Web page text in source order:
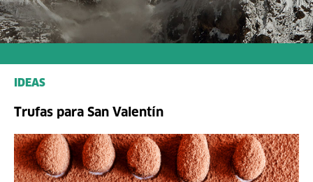
IDEAS
Trufas para San Valentín